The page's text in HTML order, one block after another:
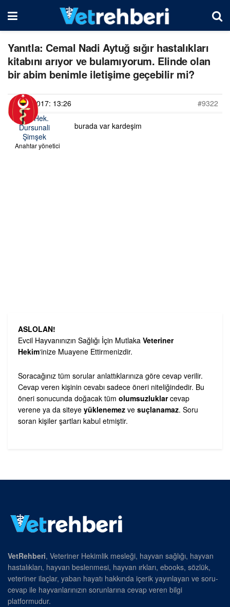
Yanıtla: Cemal Nadi Aytuğ sığır hastalıkları
kitabını arıyor ve bulamıyorum. Elinde olan
bir abim benimle iletişime geçebilir mi?
10/07/2017: 13:26
#9322
Vet. Hek.
Dursunali
Şimşek
Anahtar yönetici
burada var kardeşim
ASLOLAN!
Evcil Hayvanınızın Sağlığı İçin Mutlaka Veteriner
Hekim‘inize Muayene Ettirmenizdir.
Soracağınız tüm sorular anlattıklarınıza göre cevap verilir.
Cevap veren kişinin cevabı sadece öneri niteliğindedir. Bu
öneri sonucunda doğacak tüm olumsuzluklarcevap
verene ya da siteye yüklenemez ve suçlanamaz. Soru
soran kişiler şartları kabul etmiştir.
VetRehberi, Veteriner Hekimlik mesleği, hayvan sağlığı, hayvan
hastalıkları, hayvan beslenmesi, hayvan ırkları, ebooks, sözlük,
veteriner ilaçlar, yaban hayatı hakkında içerik yayınlayan ve soru-
cevap ile hayvanlarınızın sorunlarına cevap veren bilgi
platformudur.